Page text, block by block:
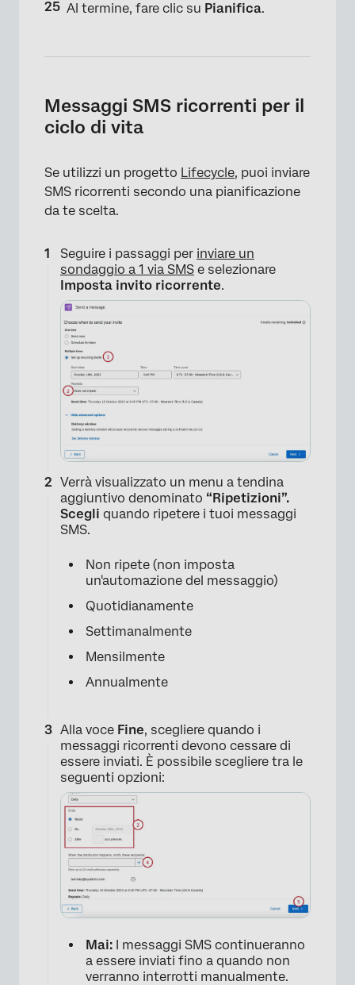
×
Al termine, fare clic su Pianifica.
Messaggi SMS ricorrenti per il
ciclo di vita
Se utilizzi un progetto Lifecycle, puoi inviare
SMS ricorrenti secondo una pianificazione
da te scelta.
Seguire i passaggi per inviare un
sondaggio a 1 via SMS e selezionare
Imposta invito ricorrente.
Verrà visualizzato un menu a tendina
aggiuntivo denominato “Ripetizioni”.
Scegli quando ripetere i tuoi messaggi
SMS.
Non ripete (non imposta
un'automazione del messaggio)
Quotidianamente
Settimanalmente
Mensilmente
Annualmente
Alla voce Fine, scegliere quando i
messaggi ricorrenti devono cessare di
essere inviati. È possibile scegliere tra le
seguenti opzioni:
Mai: I messaggi SMS continueranno
a essere inviati fino a quando non
verranno interrotti manualmente.